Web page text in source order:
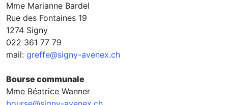
Mme Marianne Bardel
Rue des Fontaines 19
1274 Signy
022 361 77 79
mail: greffe@signy-avenex.ch
Bourse communale
Mme Béatrice Wanner